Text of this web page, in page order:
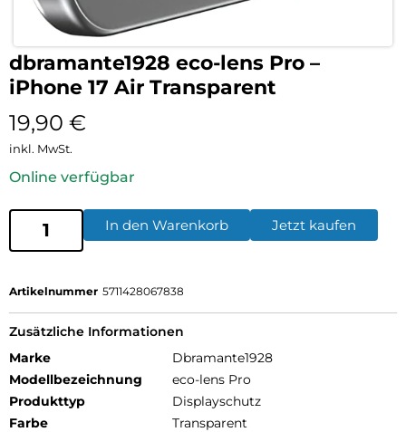
dbramante1928 eco-lens Pro –
iPhone 17 Air Transparent
19,90 €
inkl. MwSt.
Online verfügbar
In den Warenkorb Jetzt kaufen
Artikelnummer 5711428067838
Zusätzliche Informationen
Marke
Dbramante1928
Modellbezeichnung
eco-lens Pro
Produkttyp
Displayschutz
Farbe
Transparent